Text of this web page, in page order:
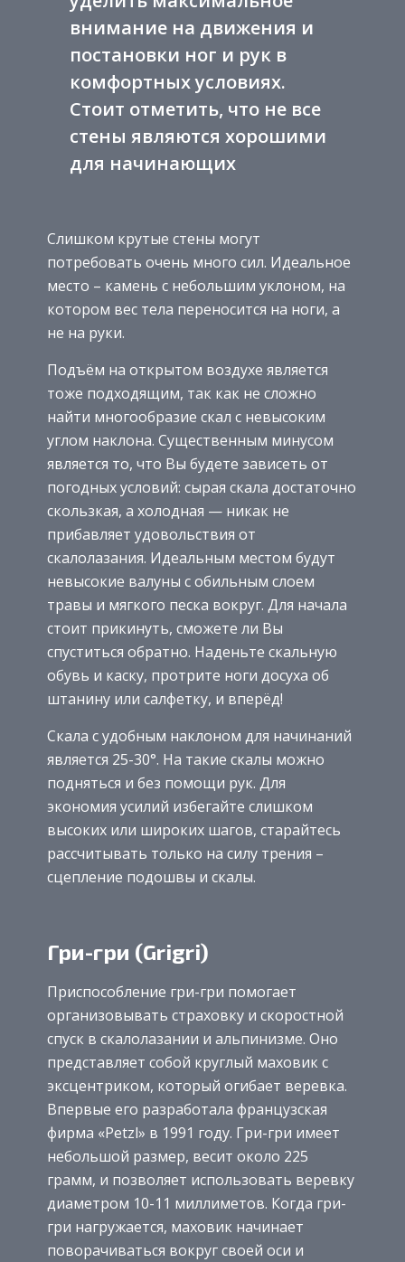
внимание на движения и
постановки ног и рук в
комфортных условиях.
Стоит отметить, что не все
стены являются хорошими
для начинающих
Слишком крутые стены могут
потребовать очень много сил. Идеальное
место – камень с небольшим уклоном, на
котором вес тела переносится на ноги, а
не на руки.
Подъём на открытом воздухе является
тоже подходящим, так как не сложно
найти многообразие скал с невысоким
углом наклона. Существенным минусом
является то, что Вы будете зависеть от
погодных условий: сырая скала достаточно
скользкая, а холодная — никак не
прибавляет удовольствия от
скалолазания. Идеальным местом будут
невысокие валуны с обильным слоем
травы и мягкого песка вокруг. Для начала
стоит прикинуть, сможете ли Вы
спуститься обратно. Наденьте скальную
обувь и каску, протрите ноги досуха об
штанину или салфетку, и вперёд!
Скала с удобным наклоном для начинаний
является 25-30°. На такие скалы можно
подняться и без помощи рук. Для
экономия усилий избегайте слишком
высоких или широких шагов, старайтесь
рассчитывать только на силу трения –
сцепление подошвы и скалы.
Гри-гри (Grigri)
Приспособление гри-гри помогает
организовывать страховку и скоростной
спуск в скалолазании и альпинизме. Оно
представляет собой круглый маховик с
эксцентриком, который огибает веревка.
Впервые его разработала французская
фирма «Petzl» в 1991 году. Гри-гри имеет
небольшой размер, весит около 225
грамм, и позволяет использовать веревку
диаметром 10-11 миллиметов. Когда гри-
гри нагружается, маховик начинает
поворачиваться вокруг своей оси и